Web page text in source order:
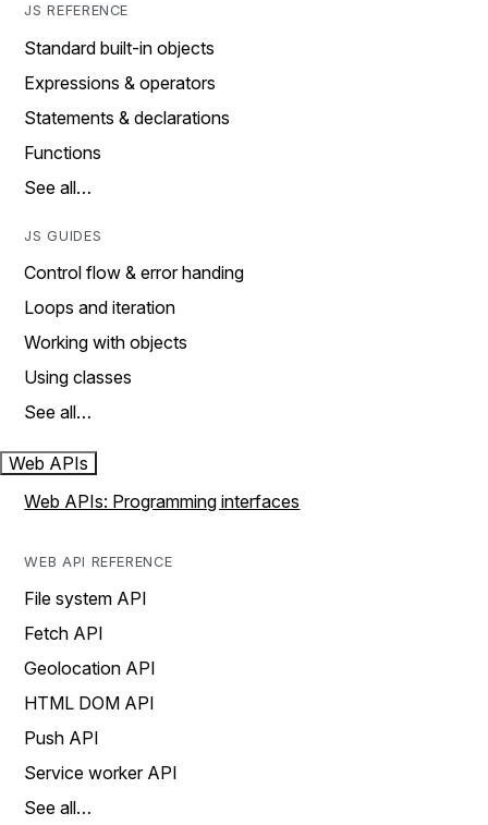
JS REFERENCE
Standard built-in objects
Expressions & operators
Statements & declarations
Functions
See all…
JS GUIDES
Control flow & error handing
Loops and iteration
Working with objects
Using classes
See all…
Web APIs
Web APIs: Programming interfaces
WEB API REFERENCE
File system API
Fetch API
Geolocation API
HTML DOM API
Push API
Service worker API
See all…